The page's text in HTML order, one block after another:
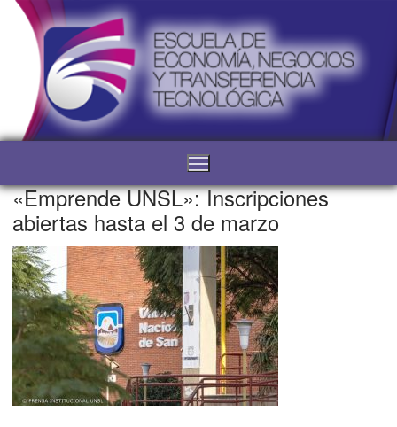
«Emprende UNSL»: Inscripciones
abiertas hasta el 3 de marzo